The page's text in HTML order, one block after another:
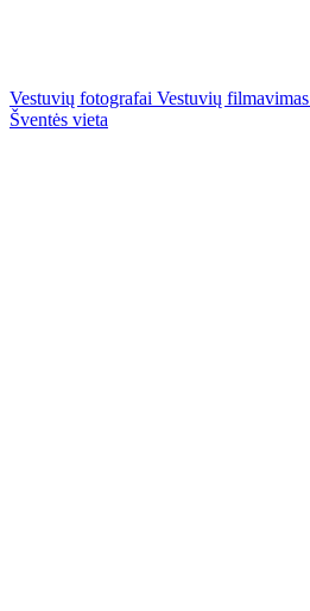
Vestuvių fotografai Vestuvių filmavimas
Šventės vieta